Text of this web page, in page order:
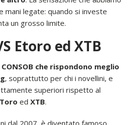
mani legate: quando si investe
un grosso limite.
Etoro ed XTB
che rispondono meglio
, soprattutto per chi i novellini, e
superiori rispetto al
ed XTB.
dal 2007, è diventato famoso